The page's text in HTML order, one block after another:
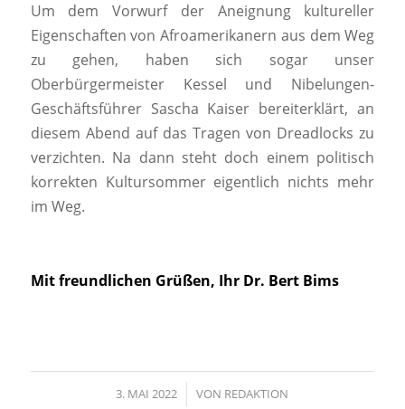
Um dem Vorwurf der Aneignung kultureller
Eigenschaften von Afroamerikanern aus dem Weg
zu gehen, haben sich sogar unser
Oberbürgermeister Kessel und Nibelungen-
Geschäftsführer Sascha Kaiser bereiterklärt, an
diesem Abend auf das Tragen von Dreadlocks zu
verzichten. Na dann steht doch einem politisch
korrekten Kultursommer eigentlich nichts mehr
im Weg.
Mit freundlichen Grüßen, Ihr Dr. Bert Bims
3. MAI 2022
/ VON REDAKTION